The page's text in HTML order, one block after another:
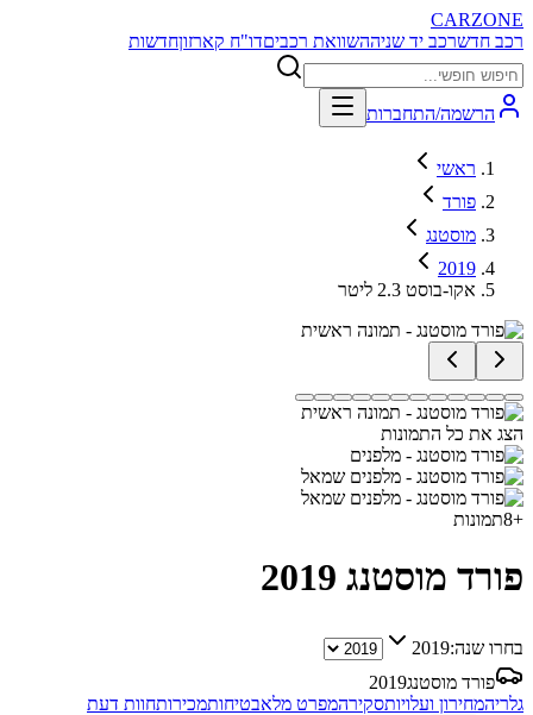
CARZONE
רכב חדשרכב יד שניההשוואת רכביםדו"ח קארזוןחדשות
הרשמה/התחברות
ראשי
פורד
מוסטנג
2019
אקו-בוסט 2.3 ליטר
הצג את כל התמונות
+
8תמונות
פורד מוסטנג 2019
בחרו שנה:2019
פורד מוסטנג2019
גלריהמחירון ועלויותסקירהמפרט מלאבטיחותמכירותחוות דעת